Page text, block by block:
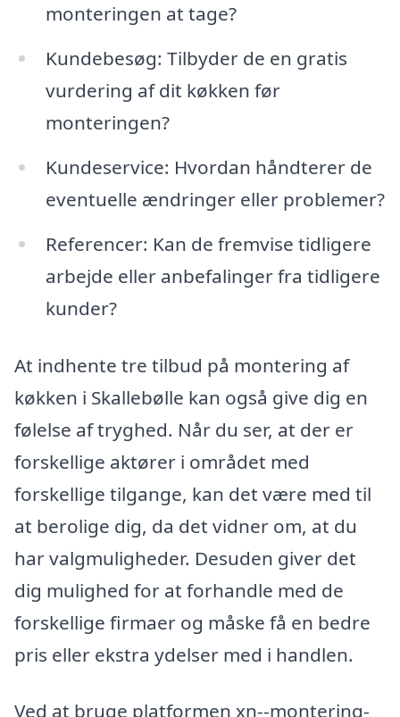
monteringen at tage?
Kundebesøg: Tilbyder de en gratis
vurdering af dit køkken før
monteringen?
Kundeservice: Hvordan håndterer de
eventuelle ændringer eller problemer?
Referencer: Kan de fremvise tidligere
arbejde eller anbefalinger fra tidligere
kunder?
At indhente tre tilbud på montering af
køkken i Skallebølle kan også give dig en
følelse af tryghed. Når du ser, at der er
forskellige aktører i området med
forskellige tilgange, kan det være med til
at berolige dig, da det vidner om, at du
har valgmuligheder. Desuden giver det
dig mulighed for at forhandle med de
forskellige firmaer og måske få en bedre
pris eller ekstra ydelser med i handlen.
Ved at bruge platformen xn--montering-